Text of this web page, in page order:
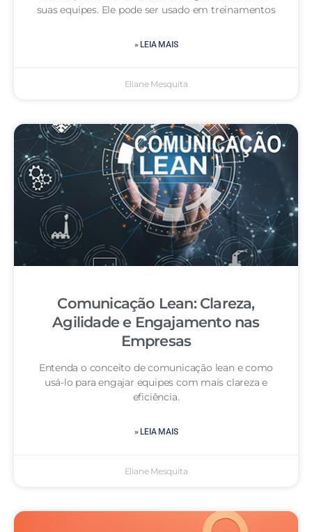
suas equipes. Ele pode ser usado em treinamentos
» LEIA MAIS
Eliane Mesquita
Comunicação Lean: Clareza,
Agilidade e Engajamento nas
Empresas
Entenda o conceito de comunicação lean e como
usá-lo para engajar equipes com mais clareza e
eficiência.
» LEIA MAIS
Eliane Mesquita